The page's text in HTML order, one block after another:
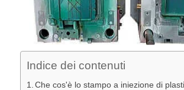
Indice dei contenuti
Che cos'è lo stampo a iniezione di